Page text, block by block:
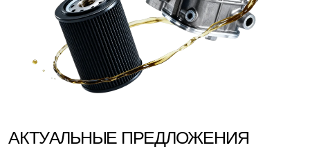
ПОДГОТОВКА КОНДИЦИОНЕРА
К ЛЕТУ ЗА 2000 РУБ.
В стоимость входит проверка герметичности
системы, вакуумирование, заправка свежим